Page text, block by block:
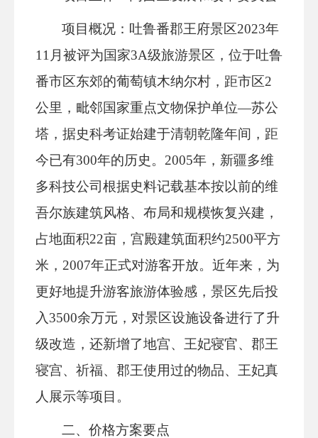
项目概况：吐鲁番郡王府景区2023年
11月被评为国家3A级旅游景区，位于吐鲁
番市区东郊的葡萄镇木纳尔村，距市区2
公里，毗邻国家重点文物保护单位—苏公
塔，据史科考证始建于清朝乾隆年间，距
今已有300年的历史。2005年，新疆多维
多科技公司根据史料记载基本按以前的维
吾尔族建筑风格、布局和规模恢复兴建，
占地面积22亩，宫殿建筑面积约2500平方
米，2007年正式对游客开放。近年来，为
更好地提升游客旅游体验感，景区先后投
入3500余万元，对景区设施设备进行了升
级改造，还新增了地宫、王妃寝官、郡王
寝宫、祈福、郡王使用过的物品、王妃真
人展示等项目。
二、价格方案要点